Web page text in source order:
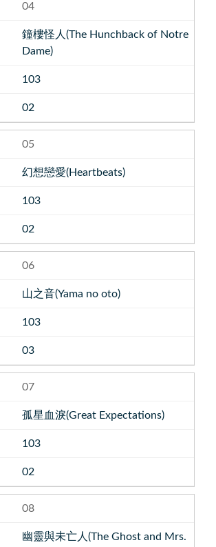
04
鐘樓怪人(The Hunchback of Notre
Dame)
103
02
05
幻想戀愛(Heartbeats)
103
02
06
山之音(Yama no oto)
103
03
07
孤星血淚(Great Expectations)
103
02
08
幽靈與未亡人(The Ghost and Mrs.